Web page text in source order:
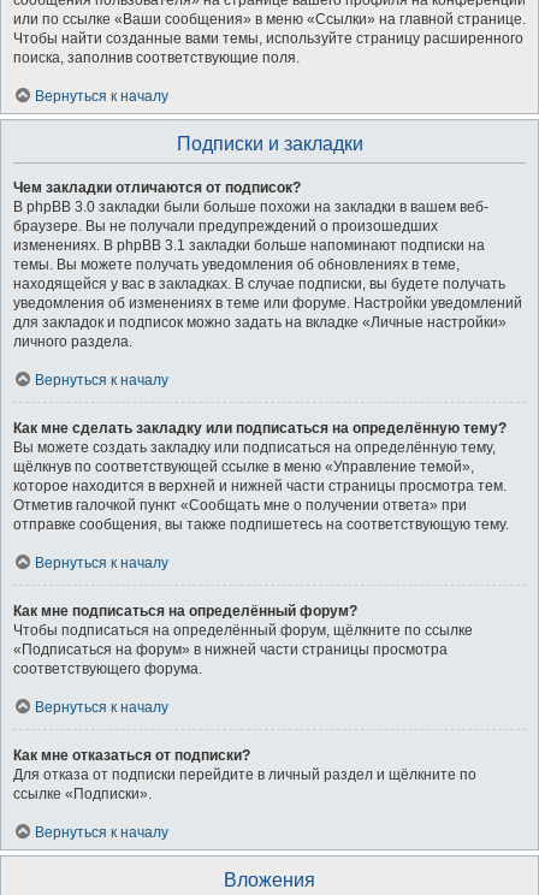
или по ссылке «Ваши сообщения» в меню «Ссылки» на главной странице.
Чтобы найти созданные вами темы, используйте страницу расширенного
поиска, заполнив соответствующие поля.
Вернуться к началу
Подписки и закладки
Чем закладки отличаются от подписок?
В phpBB 3.0 закладки были больше похожи на закладки в вашем веб-
браузере. Вы не получали предупреждений о произошедших
изменениях. В phpBB 3.1 закладки больше напоминают подписки на
темы. Вы можете получать уведомления об обновлениях в теме,
находящейся у вас в закладках. В случае подписки, вы будете получать
уведомления об изменениях в теме или форуме. Настройки уведомлений
для закладок и подписок можно задать на вкладке «Личные настройки»
личного раздела.
Вернуться к началу
Как мне сделать закладку или подписаться на определённую тему?
Вы можете создать закладку или подписаться на определённую тему,
щёлкнув по соответствующей ссылке в меню «Управление темой»,
которое находится в верхней и нижней части страницы просмотра тем.
Отметив галочкой пункт «Сообщать мне о получении ответа» при
отправке сообщения, вы также подпишетесь на соответствующую тему.
Вернуться к началу
Как мне подписаться на определённый форум?
Чтобы подписаться на определённый форум, щёлкните по ссылке
«Подписаться на форум» в нижней части страницы просмотра
соответствующего форума.
Вернуться к началу
Как мне отказаться от подписки?
Для отказа от подписки перейдите в личный раздел и щёлкните по
ссылке «Подписки».
Вернуться к началу
Вложения